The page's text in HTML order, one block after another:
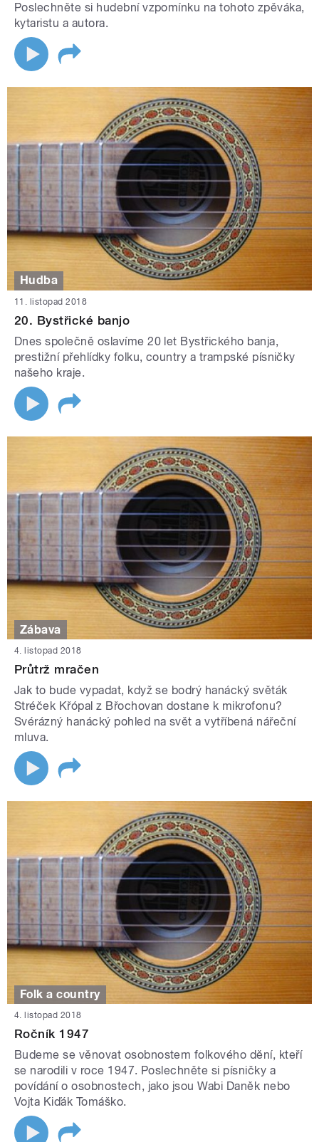
Poslechněte si hudební vzpomínku na tohoto zpěváka,
kytaristu a autora.
Hudba
11. listopad 2018
20. Bystřické banjo
Dnes společně oslavíme 20 let Bystřického banja,
prestižní přehlídky folku, country a trampské písničky
našeho kraje.
Zábava
4. listopad 2018
Průtrž mračen
Jak to bude vypadat, když se bodrý hanácký světák
Stréček Křópal z Břochovan dostane k mikrofonu?
Svérázný hanácký pohled na svět a vytříbená nářeční
mluva.
Folk a country
4. listopad 2018
Ročník 1947
Budeme se věnovat osobnostem folkového dění, kteří
se narodili v roce 1947. Poslechněte si písničky a
povídání o osobnostech, jako jsou Wabi Daněk nebo
Vojta Kiďák Tomáško.